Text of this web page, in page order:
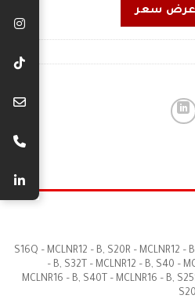
سعر
S16Q – MCLNR12 – B, S20R – MCLNR12 –
– B, S32T – MCLNR12 – B, S40 –
MCLNR16 – B, S40T – MCLNR16 – B,